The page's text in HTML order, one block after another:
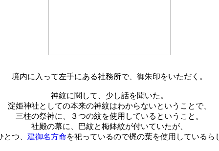
境内に入って左手にある社務所で、御朱印をいただく。
神紋に関して、少し話を聞いた。
淀姫神社としての本来の神紋はわからないということで、
三柱の祭神に、３つの紋を使用しているということ。
社殿の幕に、巴紋と梅鉢紋が付いていたが、
とつ、 建御名方命を祀っているので梶の葉を使用しているら